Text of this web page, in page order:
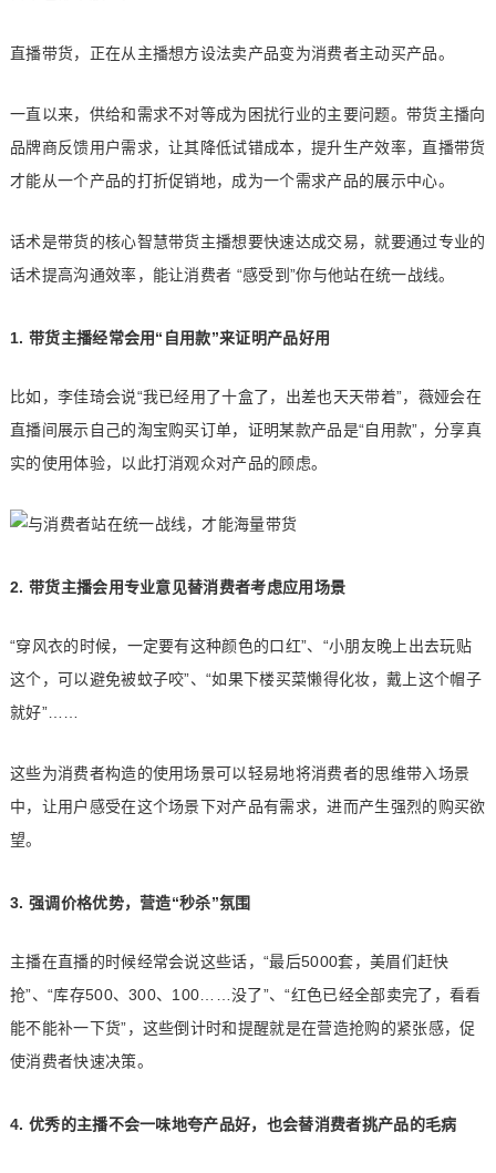
直播带货，正在从主播想方设法卖产品变为消费者主动买产品。
一直以来，供给和需求不对等成为困扰行业的主要问题。带货主播向
品牌商反馈用户需求，让其降低试错成本，提升生产效率，直播带货
才能从一个产品的打折促销地，成为一个需求产品的展示中心。
话术是带货的核心智慧带货主播想要快速达成交易，就要通过专业的
话术提高沟通效率，能让消费者 “感受到”你与他站在统一战线。
1. 带货主播经常会用“自用款”来证明产品好用
比如，李佳琦会说“我已经用了十盒了，出差也天天带着”，薇娅会在
直播间展示自己的淘宝购买订单，证明某款产品是“自用款”，分享真
实的使用体验，以此打消观众对产品的顾虑。
2. 带货主播会用专业意见替消费者考虑应用场景
“穿风衣的时候，一定要有这种颜色的口红”、“小朋友晚上出去玩贴
这个，可以避免被蚊子咬”、“如果下楼买菜懒得化妆，戴上这个帽子
就好”……
这些为消费者构造的使用场景可以轻易地将消费者的思维带入场景
中，让用户感受在这个场景下对产品有需求，进而产生强烈的购买欲
望。
3. 强调价格优势，营造“秒杀”氛围
主播在直播的时候经常会说这些话，“最后5000套，美眉们赶快
抢”、“库存500、300、100……没了”、“红色已经全部卖完了，看看
能不能补一下货”，这些倒计时和提醒就是在营造抢购的紧张感，促
使消费者快速决策。
4. 优秀的主播不会一味地夸产品好，也会替消费者挑产品的毛病